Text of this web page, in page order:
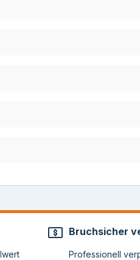
Bruchsicher
Professionell